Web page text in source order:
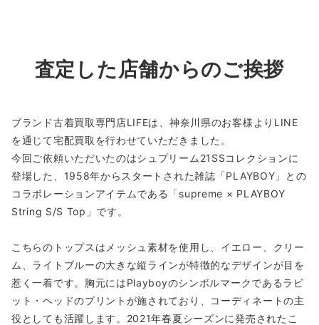
査定した店舗からのご挨拶
ブランド古着買取専門店LIFEは、神奈川県のお客様よりLINE
を通じて宅配買取を行わせていただきました。
今回ご依頼いただいたのはシュプリーム21SSコレクションに
登場した、1958年からスタートされた雑誌「PLAYBOY」との
コラボレーションアイテムである「supreme × PLAYBOY
String S/S Top」です。
こちらのトップスはメッシュ素材を使用し、イエロー、クリー
ム、ライトブルーの大きな縦ラインが特徴的なデザインが目を
惹く一着です。胸元にはPlayboyのシンボルマークであるラビ
ット・ヘッドのプリントが施されており、コーディネートの主
役としても活躍します。2021年春夏シーズンに発売されたこ